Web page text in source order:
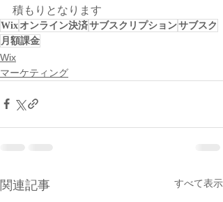
積もりとなります
Wix オンライン決済サブスクリプションサブスク
月額課金
Wix
マーケティング
関連記事 すべて表示